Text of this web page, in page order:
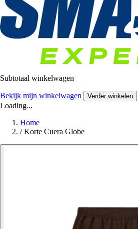
Subtotaal winkelwagen
Bekijk mijn winkelwagen Verder winkelen
Loading...
Home
/ Korte Cuera Globe